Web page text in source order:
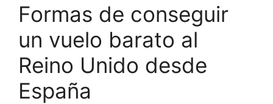
Formas de conseguir
un vuelo barato al
Reino Unido desde
España